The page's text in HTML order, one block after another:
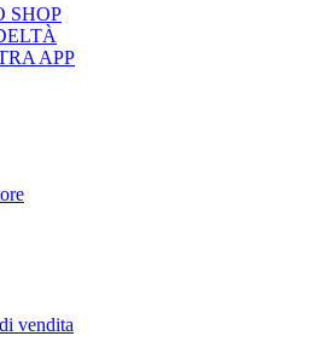
SHOP
APP
vendita